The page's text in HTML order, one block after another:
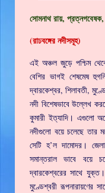
সোমনাথ রায়,
(রাঢবঙ্গের নদীসমূহ)
এই অঞ্চল জুড়ে পশ্চিম
বেশির ভাগই শেষমেষ
দ্বারকেশ্বর, শিলাবতী,
নদী বিশেষভাবে উল্লেখ
কুমারী ইত্যাদি। এগুলো
নদীগুলো বয়ে চলেছে তার
সেটি হ’ল দামোদর।
সমান্তরাল ভাবে বয়ে
দ্বারকেশ্বরের সাথে
মুণ্ডেশ্বরী রূপনারায়ণের